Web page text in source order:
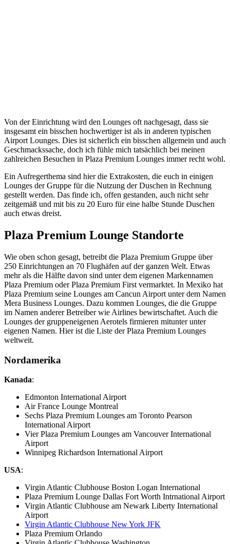
Von der Einrichtung wird den Lounges oft nachgesagt, dass sie
insgesamt ein bisschen hochwertiger ist als in anderen typischen
Airport Lounges. Dies ist sicherlich ein bisschen allgemein und auch
Geschmackssache, doch ich fühle mich tatsächlich bei meinen
zahlreichen Besuchen in Plaza Premium Lounges immer recht wohl.
Ein Aufregerthema sind hier die Extrakosten, die euch in einigen
Lounges der Gruppe für die Nutzung der Duschen in Rechnung
gestellt werden. Das finde ich, offen gestanden, auch nicht sehr
zeitgemäß und mit bis zu 20 Euro für eine halbe Stunde Duschen
auch etwas dreist.
Plaza Premium Lounge Standorte
Wie oben schon gesagt, betreibt die Plaza Premium Gruppe über
250 Einrichtungen an 70 Flughäfen auf der ganzen Welt. Etwas
mehr als die Hälfte davon sind unter dem eigenen Markennamen
Plaza Premium oder Plaza Premium First vermarktet. In Mexiko hat
Plaza Premium seine Lounges am Cancun Airport unter dem Namen
Mera Business Lounges. Dazu kommen Lounges, die die Gruppe
im Namen anderer Betreiber wie Airlines bewirtschaftet. Auch die
Lounges der gruppeneigenen Aerotels firmieren mitunter unter
eigenen Namen. Hier ist die Liste der Plaza Premium Lounges
weltweit.
Nordamerika
Kanada:
Edmonton International Airport
Air France Lounge Montreal
Sechs Plaza Premium Lounges am Toronto Pearson
International Airport
Vier Plaza Premium Lounges am Vancouver International
Airport
Winnipeg Richardson International Airport
USA:
Virgin Atlantic Clubhouse Boston Logan International
Plaza Premium Lounge Dallas Fort Worth Intrnational Airport
Virgin Atlantic Clubhouse am Newark Liberty International
Airport
Virgin Atlantic Clubhouse New York JFK
Plaza Premium Orlando